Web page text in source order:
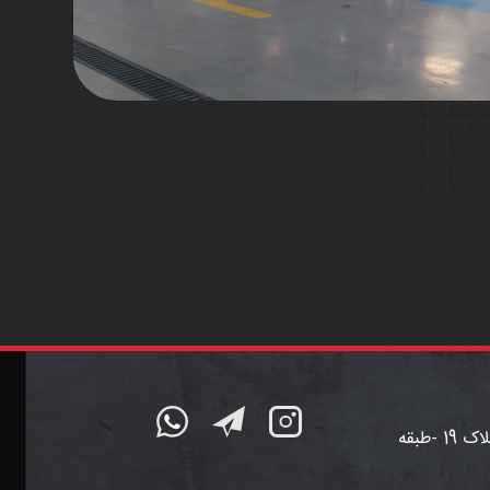
تهران -سهروردی شمالی -خیابان خرمشهر (آپادانا)- خیابان مهناز- کوچه ایازی- پلاک 19 -طبقه